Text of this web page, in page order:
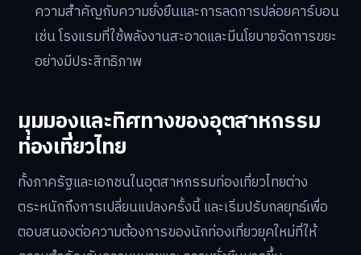
ความสำคัญกับความยั่งยืนและการลดการปล่อยคาร์บอน
เช่น โรงแรมที่ใช้พลังงานสะอาดและมีนโยบายจัดการขยะ
อย่างมีประสิทธิภาพ
มุมมองและทิศทางของอุตสาหกรรม
ท่องเที่ยวไทย
ทั้งภาครัฐและเอกชนในอุตสาหกรรมท่องเที่ยวไทยต่าง
ตระหนักถึงการเปลี่ยนแปลงครั้งนี้ และเริ่มปรับกลยุทธ์เพื่อ
ตอบสนองต่อความต้องการของนักท่องเที่ยวยุคใหม่ที่ให้